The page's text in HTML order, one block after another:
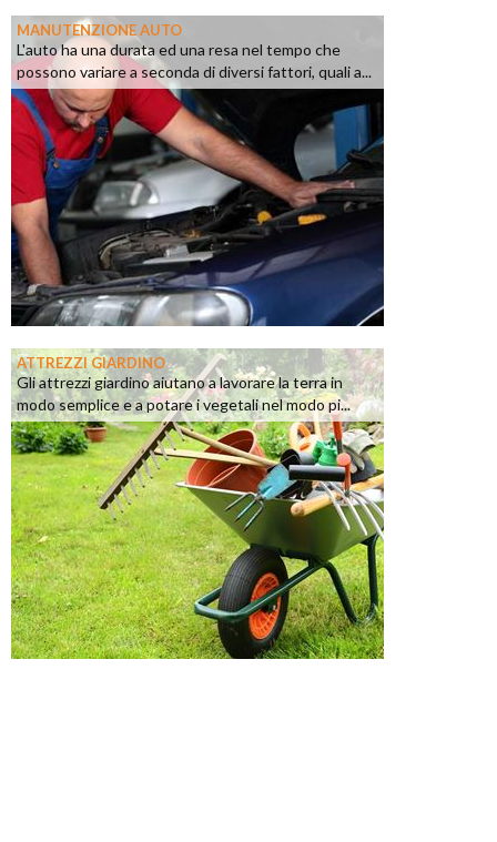
MANUTENZIONE AUTO
L'auto ha una durata ed una resa nel tempo che
possono variare a seconda di diversi fattori, quali a...
ATTREZZI GIARDINO
Gli attrezzi giardino aiutano a lavorare la terra in
modo semplice e a potare i vegetali nel modo pi...